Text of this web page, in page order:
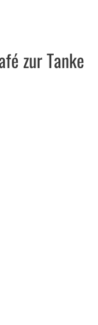
zur Tanke